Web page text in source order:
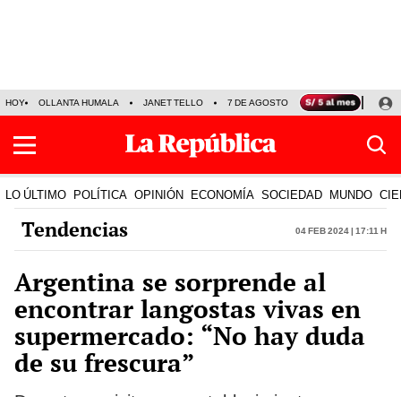
HOY OLLANTA HUMALA JANET TELLO 7 DE AGOSTO TINKA RESULTADOS
LO ÚLTIMO POLÍTICA OPINIÓN ECONOMÍA SOCIEDAD MUNDO
Tendencias 04 Feb 2024 | 17:11 h
Argentina se sorprende al
encontrar langostas vivas en
supermercado: “No hay duda
de su frescura”